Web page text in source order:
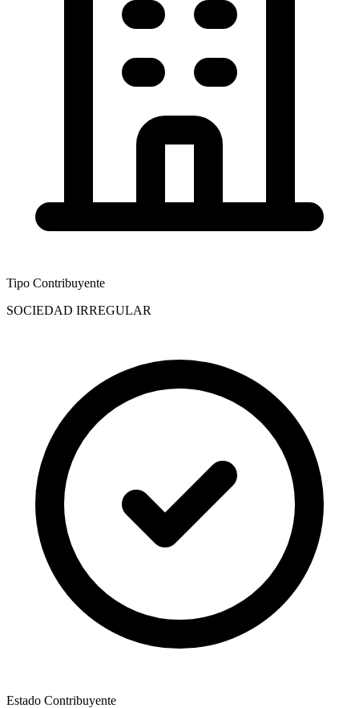
Tipo Contribuyente
SOCIEDAD IRREGULAR
Estado Contribuyente